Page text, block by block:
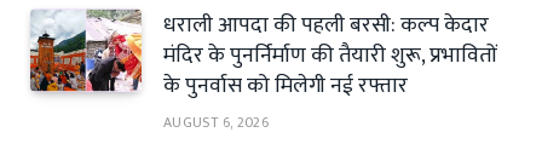
धराली आपदा की पहली बरसी: कल्प केदार
मंदिर के पुनर्निर्माण की तैयारी शुरू, प्रभावितों
के पुनर्वास को मिलेगी नई रफ्तार
AUGUST 6, 2026